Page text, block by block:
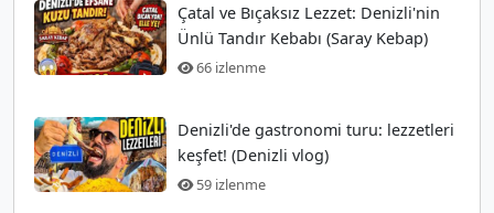
Çatal ve Bıçaksız Lezzet: Denizli'nin
Ünlü Tandır Kebabı (Saray Kebap)
66 izlenme
Denizli'de gastronomi turu: lezzetleri
keşfet! (Denizli vlog)
59 izlenme